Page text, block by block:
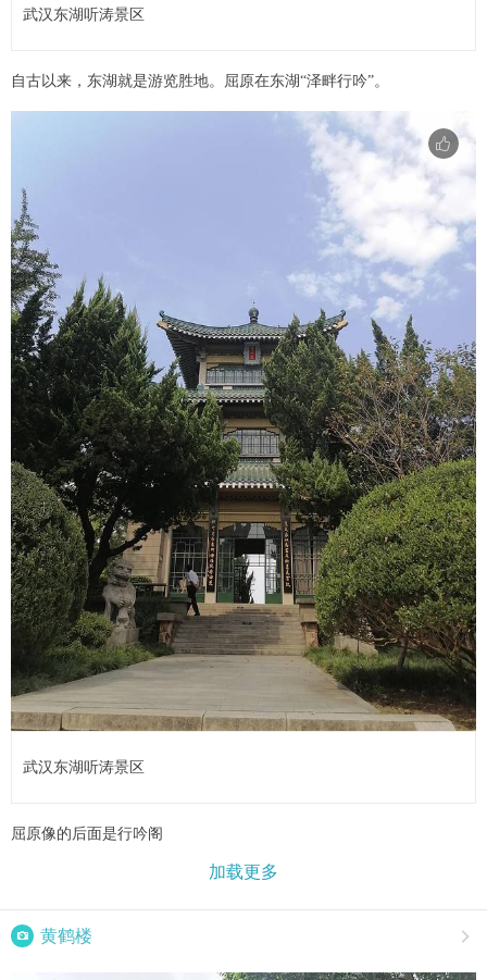
武汉东湖听涛景区
自古以来，东湖就是游览胜地。屈原在东湖“泽畔行吟”。
武汉东湖听涛景区
屈原像的后面是行吟阁
加载更多
 黄鹤楼 